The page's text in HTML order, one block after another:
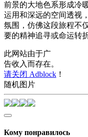
前景的大地色系形成冷
运用和深远的空间透视
氛围，仿佛这段旅程不
要的精神追寻或命运转折
此网站由于广
告收入而存在。
请关闭 Adblock ！
随机图片
Кому понравилось